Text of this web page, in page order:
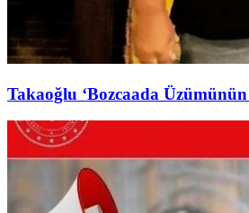
Takaoğlu ‘Bozcaada Üzümünün